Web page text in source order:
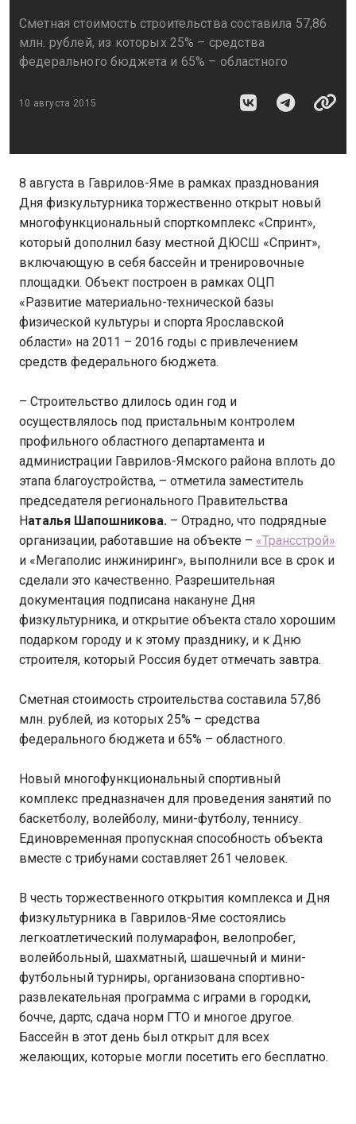
Сметная стоимость строительства составила 57,86
млн. рублей, из которых 25% – средства
федерального бюджета и 65% – областного
10 августа 2015
8 августа в Гаврилов-Яме в рамках празднования
Дня физкультурника торжественно открыт новый
многофункциональный спорткомплекс «Спринт»,
который дополнил базу местной ДЮСШ «Спринт»,
включающую в себя бассейн и тренировочные
площадки. Объект построен в рамках ОЦП
«Развитие материально-технической базы
физической культуры и спорта Ярославской
области» на 2011 – 2016 годы с привлечением
средств федерального бюджета.
– Строительство длилось один год и
осуществлялось под пристальным контролем
профильного областного департамента и
администрации Гаврилов-Ямского района вплоть до
этапа благоустройства, – отметила заместитель
председателя регионального Правительства
Наталья Шапошникова. – Отрадно, что подрядные
организации, работавшие на объекте – «Трансстрой»
и «Мегаполис инжиниринг», выполнили все в срок и
сделали это качественно. Разрешительная
документация подписана накануне Дня
физкультурника, и открытие объекта стало хорошим
подарком городу и к этому празднику, и к Дню
строителя, который Россия будет отмечать завтра.
Сметная стоимость строительства составила 57,86
млн. рублей, из которых 25% – средства
федерального бюджета и 65% – областного.
Новый многофункциональный спортивный
комплекс предназначен для проведения занятий по
баскетболу, волейболу, мини-футболу, теннису.
Единовременная пропускная способность объекта
вместе с трибунами составляет 261 человек.
В честь торжественного открытия комплекса и Дня
физкультурника в Гаврилов-Яме состоялись
легкоатлетический полумарафон, велопробег,
волейбольный, шахматный, шашечный и мини-
футбольный турниры, организована спортивно-
развлекательная программа с играми в городки,
бочче, дартс, сдача норм ГТО и многое другое.
Бассейн в этот день был открыт для всех
желающих, которые могли посетить его бесплатно.